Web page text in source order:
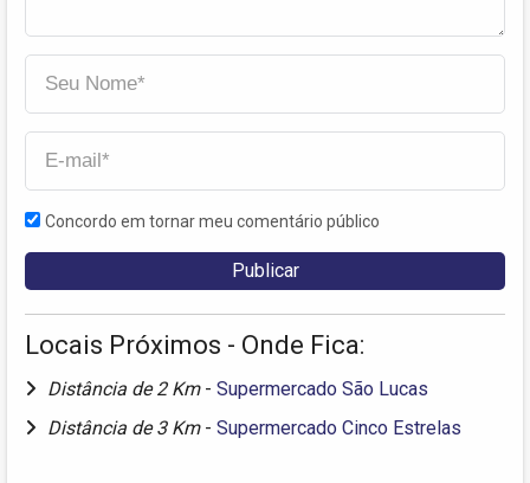
Concordo em tornar meu comentário público
Locais Próximos - Onde Fica:
Distância de 2 Km - Supermercado São Lucas
Distância de 3 Km - Supermercado Cinco Estrelas